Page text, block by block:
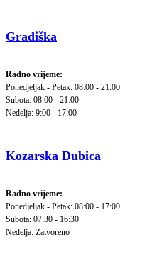
Gradiška
Radno vrijeme:
Ponedjeljak - Petak: 08:00 - 21:00
Subota: 08:00 - 21:00
Nedelja: 9:00 - 17:00
Kozarska Dubica
Radno vrijeme:
Ponedjeljak - Petak: 08:00 - 17:00
Subota: 07:30 - 16:30
Nedelja: Zatvoreno